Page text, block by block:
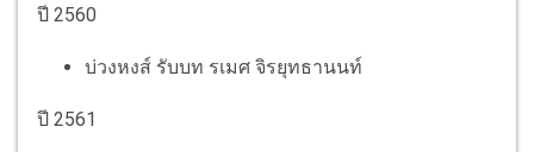
ปี 2560
บ่วงหงส์ รับบท รเมศ จิรยุทธานนท์
ปี 2561